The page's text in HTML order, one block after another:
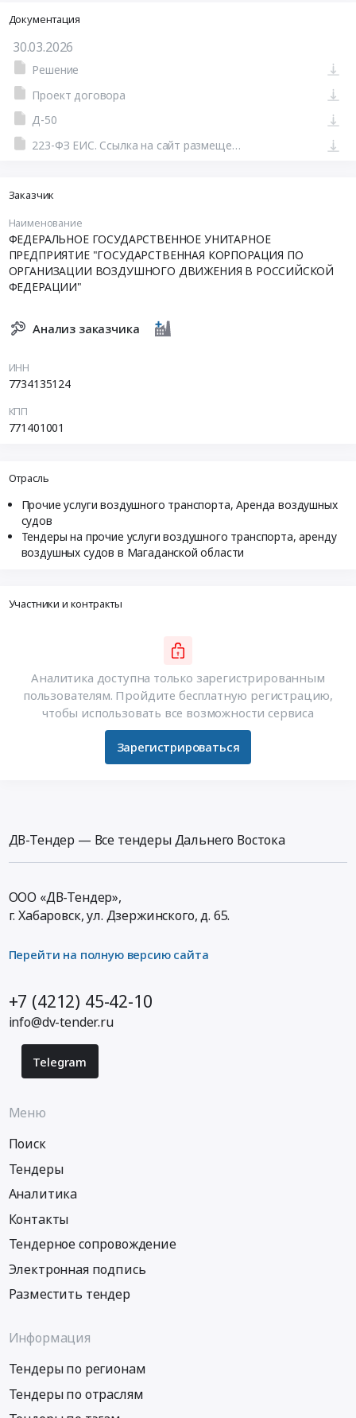
Документация
30.03.2026
Решение
Проект договора
Д-50
223-ФЗ ЕИС. Ссылка на сайт размещения тендера #801576211508.doc
Заказчик
Наименование
ФЕДЕРАЛЬНОЕ ГОСУДАРСТВЕННОЕ УНИТАРНОЕ
ПРЕДПРИЯТИЕ "ГОСУДАРСТВЕННАЯ КОРПОРАЦИЯ ПО
ОРГАНИЗАЦИИ ВОЗДУШНОГО ДВИЖЕНИЯ В РОССИЙСКОЙ
ФЕДЕРАЦИИ"
Анализ заказчика
ИНН
7734135124
КПП
771401001
Отрасль
Прочие услуги воздушного транспорта, Аренда воздушных
судов
Тендеры на прочие услуги воздушного транспорта, аренду
воздушных судов в Магаданской области
Участники и контракты
Аналитика доступна только зарегистрированным
пользователям. Пройдите бесплатную регистрацию,
чтобы использовать все возможности сервиса
Зарегистрироваться
ДВ-Тендер — Все тендеры Дальнего Востока
ООО «ДВ-Тендер»,
г. Хабаровск,ул. Дзержинского, д. 65.
Перейти на полную версию сайта
+7 (4212) 45-42-10
info@dv-tender.ru
Telegram
Меню
Поиск
Тендеры
Аналитика
Контакты
Тендерное сопровождение
Электронная подпись
Разместить тендер
Информация
Тендеры по регионам
Тендеры по отраслям